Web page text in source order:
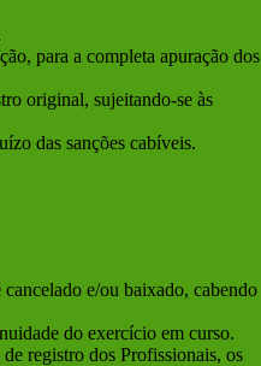
para a completa apuração dos
original, sujeitando-se às
das sanções cabíveis.
e/ou baixado, cabendo
do exercício em curso.
registro dos Profissionais, os